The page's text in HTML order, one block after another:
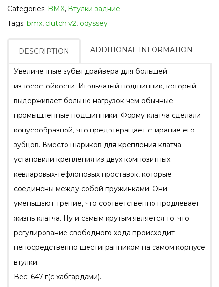
Categories: BMX, Втулки задние
Tags: bmx, clutch v2, odyssey
DESCRIPTION ADDITIONAL INFORMATION
Увеличенные зубья драйвера для большей
износостойкости. Игольчатый подшипник, который
выдерживает больше нагрузок чем обычные
промышленные подшипники. Форму клатча сделали
конусообразной, что предотвращает стирание его
зубцов. Вместо шариков для крепления клатча
установили крепления из двух композитных
кевларовых-тефлоновых проставок, которые
соединены между собой пружинками. Они
уменьшают трение, что соответственно продлевает
жизнь клатча. Ну и самым крутым является то, что
регулирование свободного хода происходит
непосредственно шестигранником на самом корпусе
втулки.
Вес: 647 г(с хабгардами).